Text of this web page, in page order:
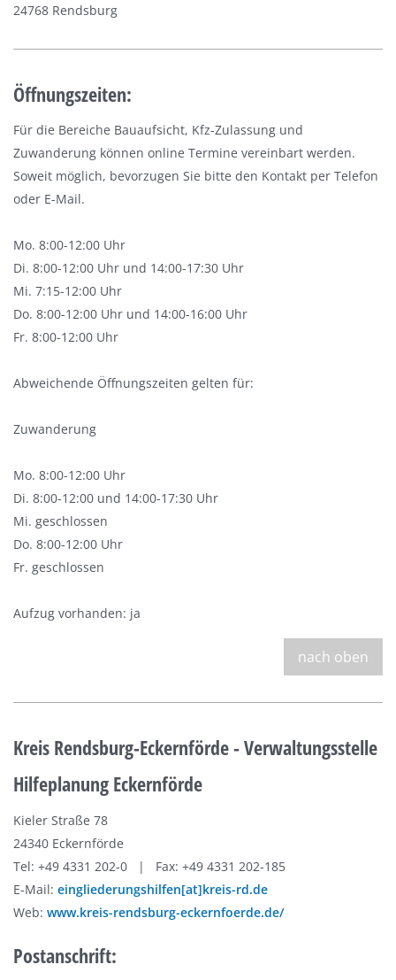
24768 Rendsburg
Öffnungszeiten:
Für die Bereiche Bauaufsicht, Kfz-Zulassung und
Zuwanderung können online Termine vereinbart werden.
Soweit möglich, bevorzugen Sie bitte den Kontakt per Telefon
oder E-Mail.
Mo. 8:00-12:00 Uhr
Di. 8:00-12:00 Uhr und 14:00-17:30 Uhr
Mi. 7:15-12:00 Uhr
Do. 8:00-12:00 Uhr und 14:00-16:00 Uhr
Fr. 8:00-12:00 Uhr
Abweichende Öffnungszeiten gelten für:
Zuwanderung
Mo. 8:00-12:00 Uhr
Di. 8:00-12:00 und 14:00-17:30 Uhr
Mi. geschlossen
Do. 8:00-12:00 Uhr
Fr. geschlossen
Aufzug vorhanden: ja
nach oben
Kreis Rendsburg-Eckernförde - Verwaltungsstelle
Hilfeplanung Eckernförde
Kieler Straße 78
24340 Eckernförde
Tel: +49 4331 202-0 | Fax: +49 4331 202-185
E-Mail: eingliederungshilfen[at]kreis-rd.de
Web: www.kreis-rendsburg-eckernfoerde.de/
Postanschrift: